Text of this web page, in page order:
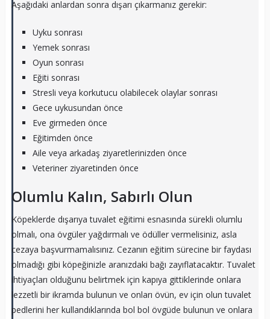
Aşağıdaki anlardan sonra dışarı çıkarmanız gerekir:
Uyku sonrası
Yemek sonrası
Oyun sonrası
Eğiti sonrası
Stresli veya korkutucu olabilecek olaylar sonrası
Gece uykusundan önce
Eve girmeden önce
Eğitimden önce
Aile veya arkadaş ziyaretlerinizden önce
Veteriner ziyaretinden önce
Olumlu Kalın, Sabırlı Olun
Köpeklerde dışarıya tuvalet eğitimi esnasında sürekli olumlu
olmalı, ona övgüler yağdırmalı ve ödüller vermelisiniz, asla
cezaya başvurmamalısınız. Cezanın eğitim sürecine bir faydası
olmadığı gibi köpeğinizle aranızdaki bağı zayıflatacaktır. Tuvalet
ihtiyaçları olduğunu belirtmek için kapıya gittiklerinde onlara
lezzetli bir ikramda bulunun ve onları övün, ev için olun tuvalet
pedlerini her kullandıklarında bol bol övgüde bulunun ve onlara